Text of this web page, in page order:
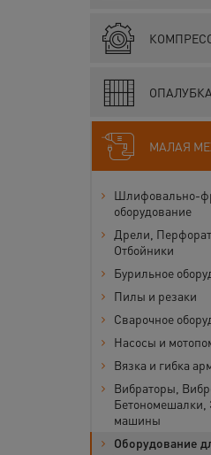
ОПАЛУБКА
МАЛАЯ
Шлифовально-
оборудование
Дрели,
Отбойники
Бурильное
Пилы и резаки
Сварочное
Насосы и
Вязка и гибка
Вибраторы,
Бетономешалки,
машины
Оборудование